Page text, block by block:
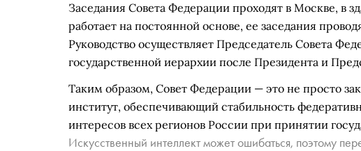
Заседания Совета Федерации проходят в Москве, в
работает на постоянной основе, ее заседания
Руководство осуществляет Председатель Совета
государственной иерархии после Президента и
Таким образом, Совет Федерации — это не просто
институт, обеспечивающий стабильность
интересов всех регионов России при принятии
Искусственный интеллект может ошибаться, поэтому